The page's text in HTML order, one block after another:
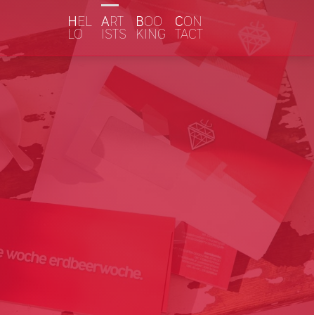
H EL
LO
ART
ISTS
BOO
KING
CON
TACT